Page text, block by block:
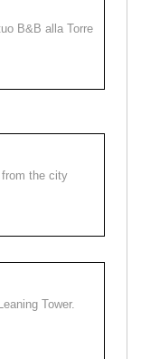
B&B alla Torre
the city
Tower.